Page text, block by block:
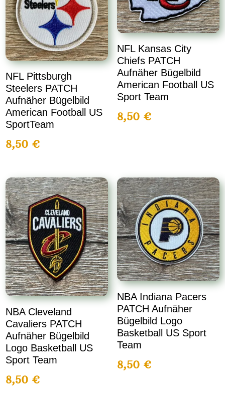
NFL Pittsburgh
Steelers PATCH
Aufnäher Bügelbild
American Football US
SportTeam
8,50 €
NFL Kansas City
Chiefs PATCH
Aufnäher Bügelbild
American Football US
Sport Team
8,50 €
NBA Cleveland
Cavaliers PATCH
Aufnäher Bügelbild
Logo Basketball US
Sport Team
8,50 €
NBA Indiana Pacers
PATCH Aufnäher
Bügelbild Logo
Basketball US Sport
Team
8,50 €